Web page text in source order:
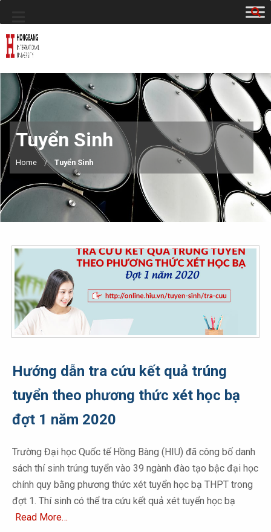
Tuyển Sinh
Home Tuyển Sinh
Hướng dẫn tra cứu kết quả trúng
tuyển theo phương thức xét học bạ
đợt 1 năm 2020
Trường Đại học Quốc tế Hồng Bàng (HIU) đã công bố danh
sách thí sinh trúng tuyển vào 39 ngành đào tạo bậc đại học
chính quy bằng phương thức xét tuyển học bạ THPT trong
đợt 1. Thí sinh có thể tra cứu kết quả xét tuyển học bạ
Read More…